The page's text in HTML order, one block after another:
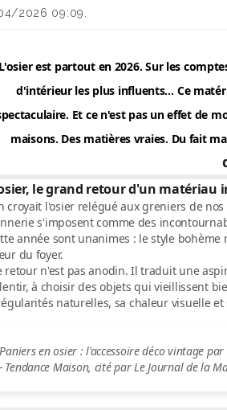
2026 09:09.
L'osier est partout en 2026. Sur les
d'intérieur les plus influents… Ce
Et ce n'est pas un effet de
maisons. Des matières vraies. Du fait
le grand retour d'un matériau
croyait l'osier relégué aux greniers de
s'imposent comme des
année sont unanimes : le style bohème
du foyer.
retour n'est pas anodin. Il traduit une
à choisir des objets qui vieillissent
naturelles, sa chaleur visuelle
en osier : l'accessoire déco vintage
Maison, cité par Le Journal de la